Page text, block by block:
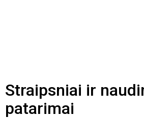
Straipsniai ir
patarimai